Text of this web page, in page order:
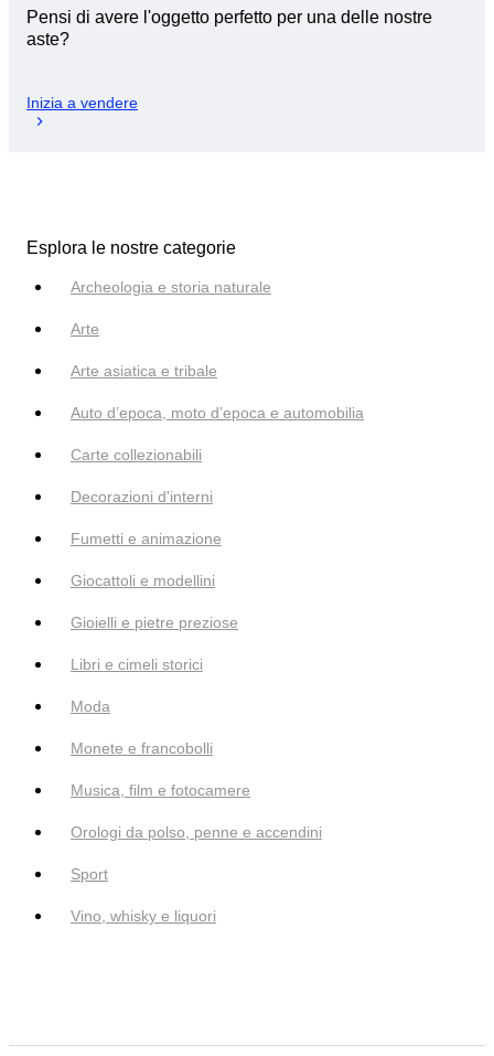
Pensi di avere l'oggetto perfetto per una delle nostre
aste?
Inizia a vendere
Esplora le nostre categorie
Archeologia e storia naturale
Arte
Arte asiatica e tribale
Auto d’epoca, moto d’epoca e automobilia
Carte collezionabili
Decorazioni d'interni
Fumetti e animazione
Giocattoli e modellini
Gioielli e pietre preziose
Libri e cimeli storici
Moda
Monete e francobolli
Musica, film e fotocamere
Orologi da polso, penne e accendini
Sport
Vino, whisky e liquori